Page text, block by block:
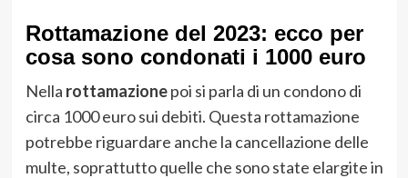
Rottamazione del 2023: ecco per
cosa sono condonati i 1000 euro
Nella rottamazionepoi si parla di un condono di
circa 1000 euro sui debiti. Questa rottamazione
potrebbe riguardare anche la cancellazione delle
multe, soprattutto quelle che sono state elargite in